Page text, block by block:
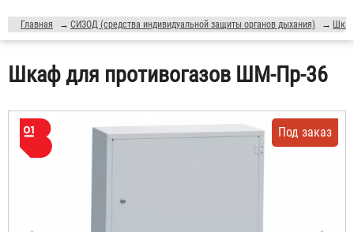
Главная → СИЗОД (средства индивидуальной защиты органов дыхания) →
Шкаф для противогазов ШМ-Пр-36
Под заказ